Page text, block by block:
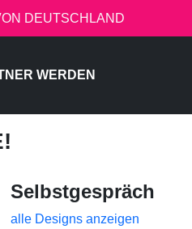
DEUTSCHLAND
WERDEN
Selbstgespräch
alle Designs anzeigen